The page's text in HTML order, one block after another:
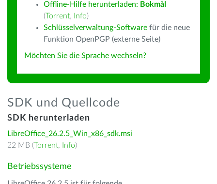
Offline-Hilfe herunterladen: Bokmål
(Torrent, Info)
Schlüsselverwaltung-Software für die neue
Funktion OpenPGP (externe Seite)
Möchten Sie die Sprache wechseln?
SDK und Quellcode
SDK herunterladen
LibreOffice_26.2.5_Win_x86_sdk.msi
22 MB (Torrent, Info)
Betriebssysteme